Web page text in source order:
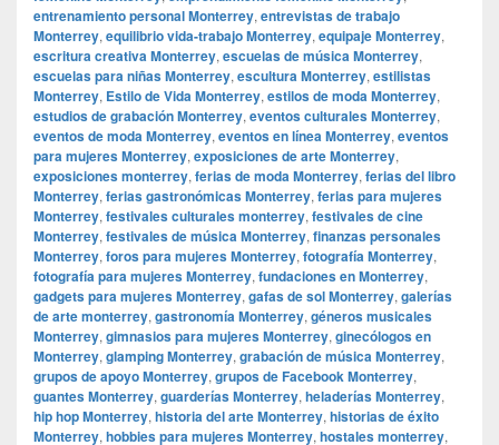
entrenamiento personal Monterrey, entrevistas de trabajo
Monterrey, equilibrio vida-trabajo Monterrey, equipaje Monterrey,
escritura creativa Monterrey, escuelas de música Monterrey,
escuelas para niñas Monterrey, escultura Monterrey, estilistas
Monterrey, Estilo de Vida Monterrey, estilos de moda Monterrey,
estudios de grabación Monterrey, eventos culturales Monterrey,
eventos de moda Monterrey, eventos en línea Monterrey, eventos
para mujeres Monterrey, exposiciones de arte Monterrey,
exposiciones monterrey, ferias de moda Monterrey, ferias del libro
Monterrey, ferias gastronómicas Monterrey, ferias para mujeres
Monterrey, festivales culturales monterrey, festivales de cine
Monterrey, festivales de música Monterrey, finanzas personales
Monterrey, foros para mujeres Monterrey, fotografía Monterrey,
fotografía para mujeres Monterrey, fundaciones en Monterrey,
gadgets para mujeres Monterrey, gafas de sol Monterrey, galerías
de arte monterrey, gastronomía Monterrey, géneros musicales
Monterrey, gimnasios para mujeres Monterrey, ginecólogos en
Monterrey, glamping Monterrey, grabación de música Monterrey,
grupos de apoyo Monterrey, grupos de Facebook Monterrey,
guantes Monterrey, guarderías Monterrey, heladerías Monterrey,
hip hop Monterrey, historia del arte Monterrey, historias de éxito
Monterrey, hobbies para mujeres Monterrey, hostales monterrey,